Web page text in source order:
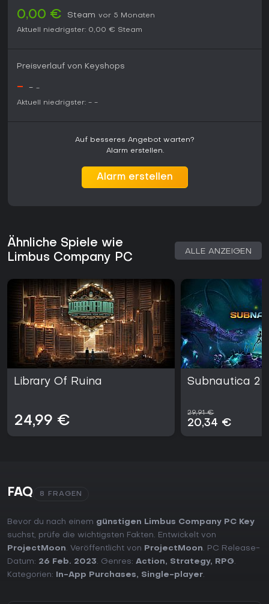
0,00 € Steam vor 5 Monaten
Aktuell niedrigster: 0,00 € Steam
Preisverlauf von Keyshops
- - -
Aktuell niedrigster: - -
Auf besseres Angebot warten?
Alarm erstellen.
Alarm erstellen
Ähnliche Spiele wie
Limbus Company PC
ALLE ANZEIGEN
Library Of Ruina
24,99 €
Subnautica 2
29,91 €
20,34 €
FAQ 8 FRAGEN
Bevor du nach einem günstigen Limbus Company PC Key
suchst, prüfe die wichtigsten Fakten. Entwickelt von
ProjectMoon. Veröffentlicht von ProjectMoon. PC Release-
Datum: 26 Feb. 2023. Genres: Action, Strategy, RPG.
Kategorien:
In-App Purchases, Single-player.